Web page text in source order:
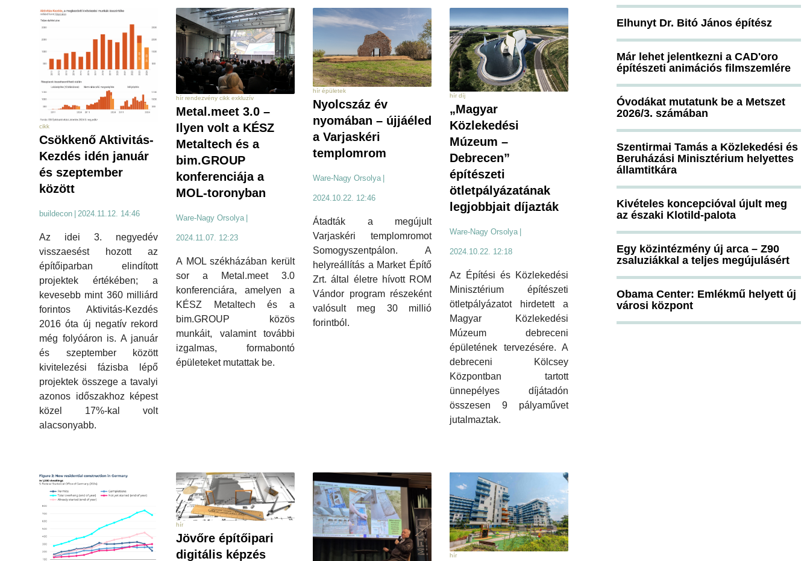
cikk
Csökkenő Aktivitás-
Kezdés idén január
és szeptember
között
buildecon | 2024.11.12. 14:46
Az idei 3. negyedév
visszaesést hozott az
építőiparban elindított
projektek értékében; a
kevesebb mint 360 milliárd
forintos Aktivitás-Kezdés
2016 óta új negatív rekord
még folyóáron is. A január
és szeptember között
kivitelezési fázisba lépő
projektek összege a tavalyi
azonos időszakhoz képest
közel 17%-kal volt
alacsonyabb.
hír rendezvény cikk exkluzív
Metal.meet 3.0 –
Ilyen volt a KÉSZ
Metaltech és a
bim.GROUP
konferenciája a
MOL-toronyban
Ware-Nagy Orsolya
2024.11.07. 12:23
A MOL székházában került
sor a Metal.meet 3.0
konferenciára, amelyen a
KÉSZ Metaltech és a
bim.GROUP közös
munkáit, valamint további
izgalmas, formabontó
épületeket mutattak be.
hír épületek
Nyolcszáz év
nyomában – újjáéled
a Varjaskéri
templomrom
Ware-Nagy Orsolya
2024.10.22. 12:46
Átadták a megújult
Varjaskéri templomromot
Somogyszentpálon. A
helyreállítás a Market Építő
Zrt. által életre hívott ROM
Vándor program részeként
valósult meg 30 millió
forintból.
hír díj
„Magyar
Közlekedési
Múzeum –
Debrecen”
építészeti
ötletpályázatának
legjobbjait díjazták
Ware-Nagy Orsolya
2024.10.22. 12:18
Az Építési és Közlekedési
Minisztérium építészeti
ötletpályázatot hirdetett a
Magyar Közlekedési
Múzeum debreceni
épületének tervezésére. A
debreceni Kölcsey
Központban tartott
ünnepélyes díjátadón
összesen 9 pályaművet
jutalmaztak.
hír
Jövőre építőipari
digitális képzés
hír
Elhunyt Dr. Bitó János építész
Már lehet jelentkezni a CAD'oro
építészeti animációs filmszemlére
Óvodákat mutatunk be a Metszet
2026/3. számában
Szentirmai Tamás a Közlekedési és
Beruházási Minisztérium helyettes
államtitkára
Kivételes koncepcióval újult meg
az északi Klotild-palota
Egy közintézmény új arca – Z90
zsaluziákkal a teljes megújulásért
Obama Center: Emlékmű helyett új
városi központ